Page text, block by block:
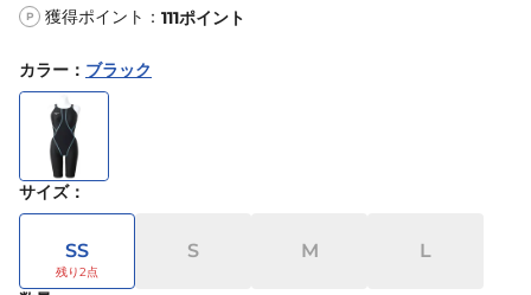
P 獲得ポイント： 111ポイント
カラー ： ブラック
サイズ：
SS S M L